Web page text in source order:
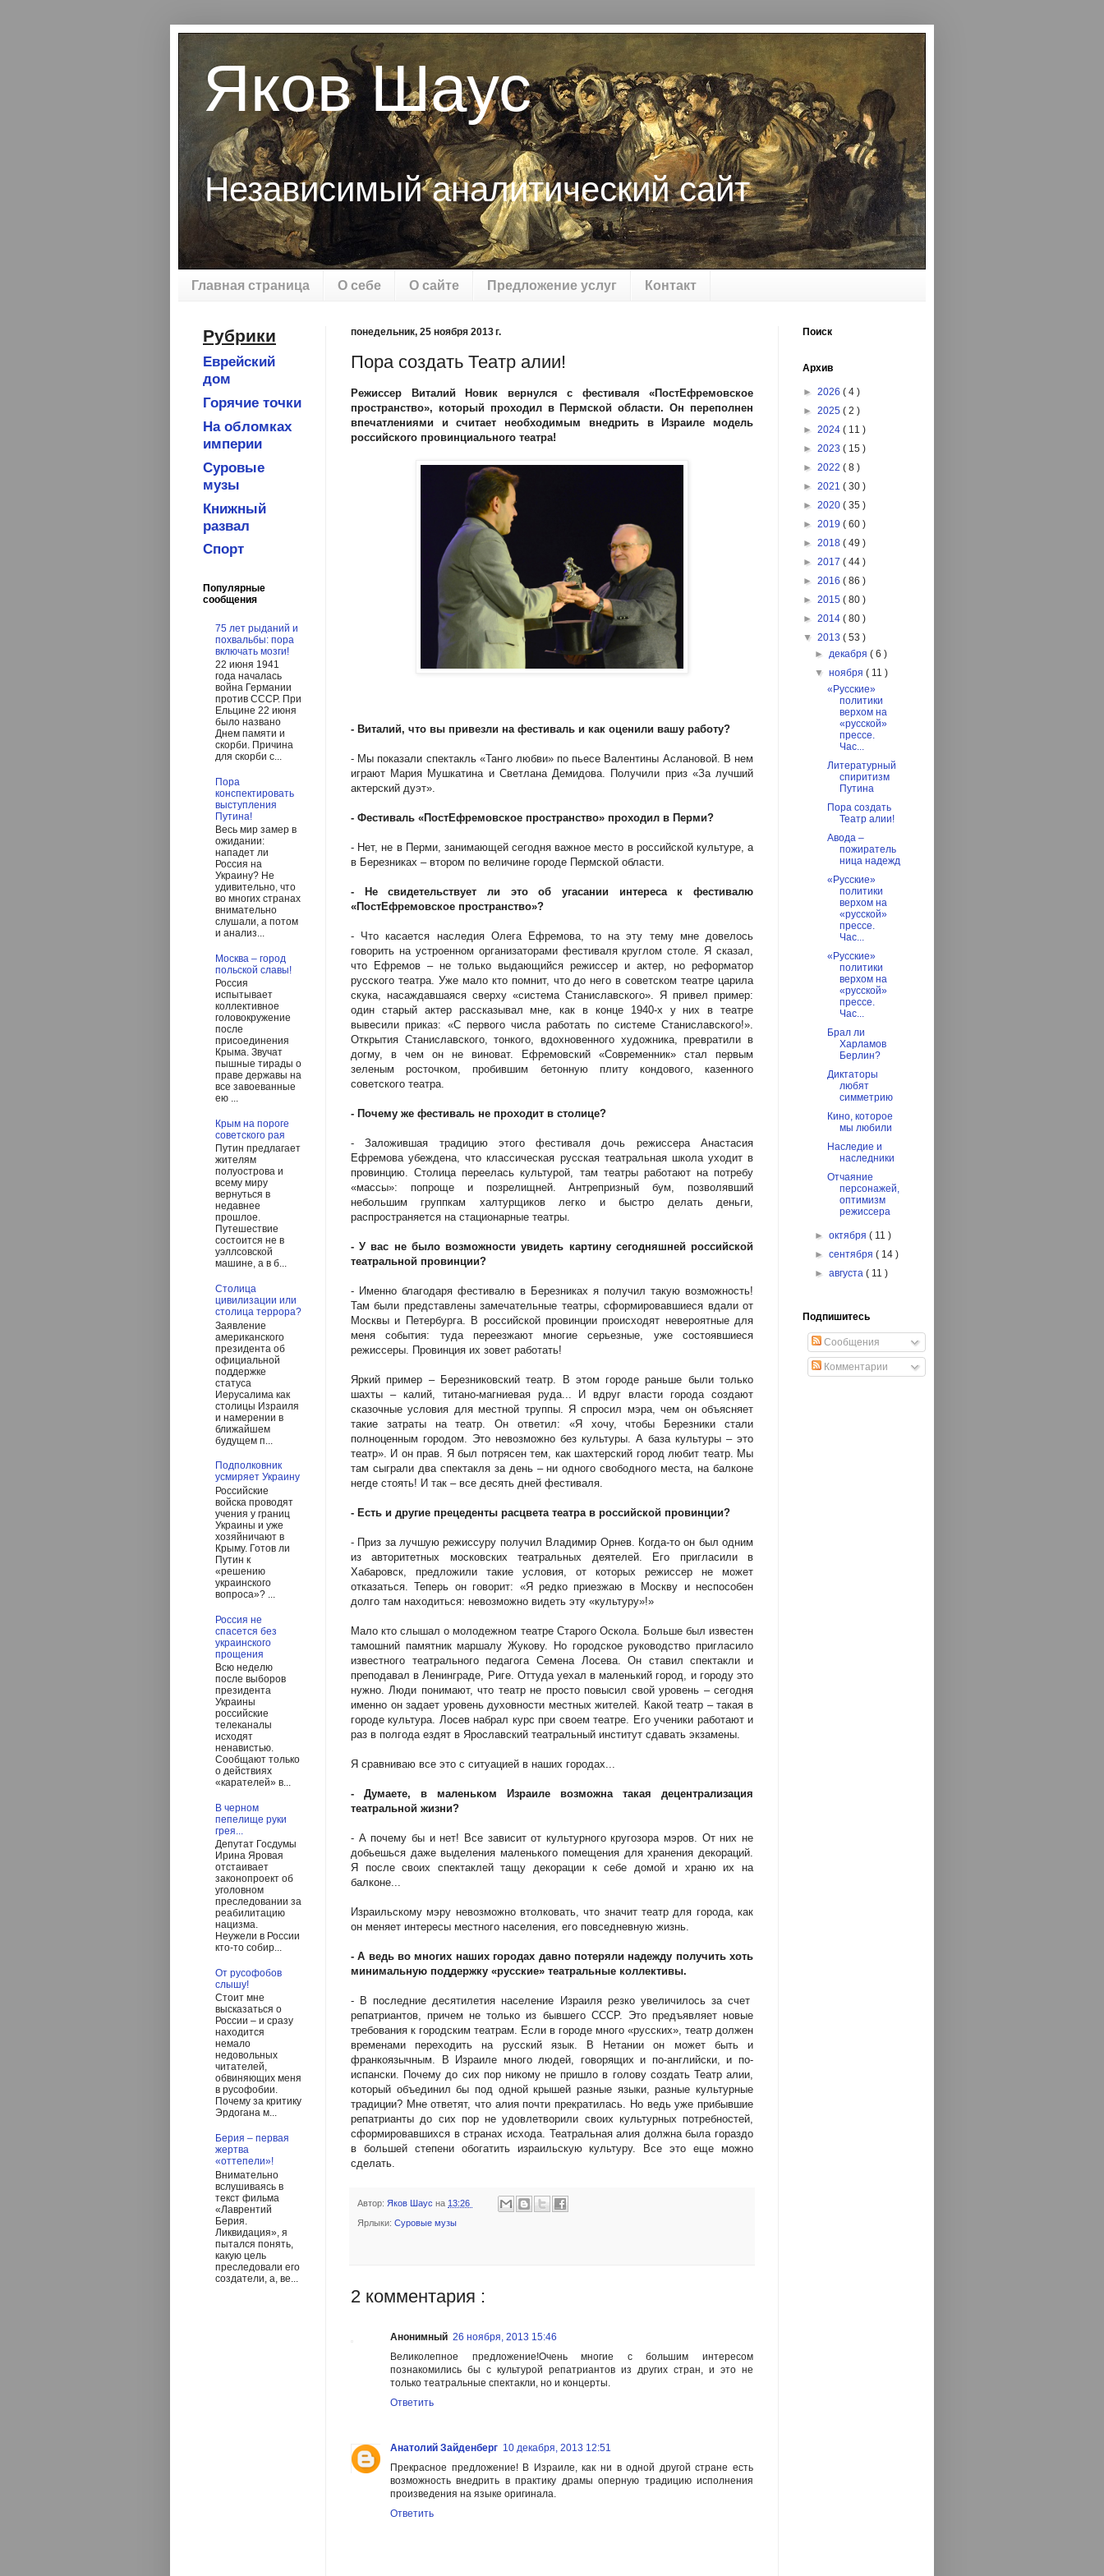
Яков Шаус
Независимый аналитический сайт
Главная страница О себе О сайте Предложение услуг Контакт
понедельник, 25 ноября 2013 г.
Пора создать Театр алии!
Режиссер Виталий Новик вернулся с фестиваля «ПостЕфремовское
пространство», который проходил в Пермской области. Он переполнен
впечатлениями и считает необходимым внедрить в Израиле модель
росcийского провинциального театра!
- Виталий, что вы привезли на фестиваль и как оценили вашу работу?
- Мы показали спектакль «Танго любви» по пьесе Валентины Аслановой. В нем
играют Мария Мушкатина и Светлана Демидова. Получили приз «За лучший
актерский дуэт».
- Фестиваль «ПостЕфремовское пространство» проходил в Перми?
- Нет, не в Перми, занимающей сегодня важное место в российской культуре, а
в Березниках – втором по величине городе Пермской области.
- Не свидетельствует ли это об угасании интереса к фестивалю
«ПостЕфремовское пространство»?
- Что касается наследия Олега Ефремова, то на эту тему мне довелось
говорить на устроенном организаторами фестиваля круглом столе. Я сказал,
что Ефремов – не только выдающийся режиссер и актер, но реформатор
русского театра. Уже мало кто помнит, что до него в советском театре царила
скука, насаждавшаяся сверху «система Станиславского». Я привел пример:
один старый актер рассказывал мне, как в конце 1940-х у них в театре
вывесили приказ: «С первого числа работать по системе Станиславского!».
Открытия Станиславского, тонкого, вдохновенного художника, превратили в
догму, в чем он не виноват. Ефремовский «Современник» стал первым
зеленым росточком, пробившим бетонную плиту кондового, казенного
советского театра.
- Почему же фестиваль не проходит в столице?
- Заложившая традицию этого фестиваля дочь режиссера Анастасия
Ефремова убеждена, что классическая русская театральная школа уходит в
провинцию. Столица переелась культурой, там театры работают на потребу
«массы»: попроще и позрелищней. Антрепризный бум, позволявший
небольшим группкам халтурщиков легко и быстро делать деньги,
распространяется на стационарные театры.
- У вас не было возможности увидеть картину сегодняшней российской
театральной провинции?
- Именно благодаря фестивалю в Березниках я получил такую возможность!
Там были представлены замечательные театры, сформировавшиеся вдали от
Москвы и Петербурга. В российской провинции происходят невероятные для
меня события: туда переезжают многие серьезные, уже состоявшиеся
режиссеры. Провинция их зовет работать!
Яркий пример – Березниковский театр. В этом городе раньше были только
шахты – калий, титано-магниевая руда... И вдруг власти города создают
сказочные условия для местной труппы. Я спросил мэра, чем он объясняет
такие затраты на театр. Он ответил: «Я хочу, чтобы Березники стали
полноценным городом. Это невозможно без культуры. А база культуры – это
театр». И он прав. Я был потрясен тем, как шахтерский город любит театр. Мы
там сыграли два спектакля за день – ни одного свободного места, на балконе
негде стоять! И так – все десять дней фестиваля.
- Есть и другие прецеденты расцвета театра в российской провинции?
- Приз за лучшую режиссуру получил Владимир Орнев. Когда-то он был одним
из авторитетных московских театральных деятелей. Его пригласили в
Хабаровск, предложили такие условия, от которых режиссер не может
отказаться. Теперь он говорит: «Я редко приезжаю в Москву и неспособен
долго там находиться: невозможно видеть эту «культуру»!»
Мало кто слышал о молодежном театре Старого Оскола. Больше был известен
тамошний памятник маршалу Жукову. Но городское руководство пригласило
известного театрального педагога Семена Лосева. Он ставил спектакли и
преподавал в Ленинграде, Риге. Оттуда уехал в маленький город, и городу это
нужно. Люди понимают, что театр не просто повысил свой уровень – сегодня
именно он задает уровень духовности местных жителей. Какой театр – такая в
городе культура. Лосев набрал курс при своем театре. Его ученики работают и
раз в полгода ездят в Ярославский театральный институт сдавать экзамены.
Я сравниваю все это с ситуацией в наших городах...
- Думаете, в маленьком Израиле возможна такая децентрализация
театральной жизни?
- А почему бы и нет! Все зависит от культурного кругозора мэров. От них не
добьешься даже выделения маленького помещения для хранения декораций.
Я после своих спектаклей тащу декорации к себе домой и храню их на
балконе...
Израильскому мэру невозможно втолковать, что значит театр для города, как
он меняет интересы местного населения, его повседневную жизнь.
- А ведь во многих наших городах давно потеряли надежду получить хоть
минимальную поддержку «русские» театральные коллективы.
- В последние десятилетия население Израиля резко увеличилось за счет
репатриантов, причем не только из бывшего СССР. Это предъявляет новые
требования к городским театрам. Если в городе много «русских», театр должен
временами переходить на русский язык. В Нетании он может быть и
франкоязычным. В Израиле много людей, говорящих и по-английски, и по-
испански. Почему до сих пор никому не пришло в голову создать Театр алии,
который объединил бы под одной крышей разные языки, разные культурные
традиции? Мне ответят, что алия почти прекратилась. Но ведь уже прибывшие
репатрианты до сих пор не удовлетворили своих культурных потребностей,
сформировавшихся в странах исхода. Театральная алия должна была гораздо
в большей степени обогатить израильскую культуру. Все это еще можно
сделать.
Автор: Яков Шаус на 13:26
Ярлыки: Суровые музы
2 комментария :
Анонимный 26 ноября, 2013 15:46
Великолепное предложение!Очень многие с большим интересом
познакомились бы с культурой репатриантов из других стран, и это не
только театральные спектакли, но и концерты.
Ответить
Анатолий Зайденберг 10 декабря, 2013 12:51
Прекрасное предложение! В Израиле, как ни в одной другой стране есть
возможность внедрить в практику драмы оперную традицию исполнения
произведения на языке оригинала.
Ответить
Рубрики
Еврейский
дом
Горячие точки
На обломках
империи
Суровые
музы
Книжный
развал
Спорт
Популярные
сообщения
75 лет рыданий и
похвальбы: пора
включать мозги!
22 июня 1941
года началась
война Германии
против СССР. При
Ельцине 22 июня
было названо
Днем памяти и
скорби. Причина
для скорби с...
Пора
конспектировать
выступления
Путина!
Весь мир замер в
ожидании:
нападет ли
Россия на
Украину? Не
удивительно, что
во многих странах
внимательно
слушали, а потом
и анализ...
Москва – город
польской славы!
Россия
испытывает
коллективное
головокружение
после
присоединения
Крыма. Звучат
пышные тирады о
праве державы на
все завоеванные
ею ...
Крым на пороге
советского рая
Путин предлагает
жителям
полуострова и
всему миру
вернуться в
недавнее
прошлое.
Путешествие
состоится не в
уэллсовской
машине, а в б...
Столица
цивилизации или
столица террора?
Заявление
американского
президента об
официальной
поддержке
статуса
Иерусалима как
столицы Израиля
и намерении в
ближайшем
будущем п...
Подполковник
усмиряет Украину
Российские
войска проводят
учения у границ
Украины и уже
хозяйничают в
Крыму. Готов ли
Путин к
«решению
украинского
вопроса»? ...
Россия не
спасется без
украинского
прощения
Всю неделю
после выборов
президента
Украины
российские
телеканалы
исходят
ненавистью.
Сообщают только
о действиях
«карателей» в...
В черном
пепелище руки
грея...
Депутат Госдумы
Ирина Яровая
отстаивает
законопроект об
уголовном
преследовании за
реабилитацию
нацизма.
Неужели в России
кто-то собир...
От русофобов
слышу!
Стоит мне
высказаться о
России – и сразу
находится
немало
недовольных
читателей,
обвиняющих меня
в русофобии.
Почему за критику
Эрдогана м...
Берия – первая
жертва
«оттепели»!
Внимательно
вслушиваясь в
текст фильма
«Лаврентий
Берия.
Ликвидация», я
пытался понять,
какую цель
преследовали его
создатели, а, ве...
Поиск
Архив
► 2026 ( 4 )
► 2025 ( 2 )
► 2024 ( 11 )
► 2023 ( 15 )
► 2022 ( 8 )
► 2021 ( 30 )
► 2020 ( 35 )
► 2019 ( 60 )
► 2018 ( 49 )
► 2017 ( 44 )
► 2016 ( 86 )
► 2015 ( 80 )
► 2014 ( 80 )
▼ 2013 ( 53 )
►декабря( 6 )
▼ноября( 11 )
«Русские»
политики
верхом на
«русской»
прессе.
Час...
Литературный
спиритизм
Путина
Пора создать
Театр алии!
Авода –
пожиратель
ница надежд
«Русские»
политики
верхом на
«русской»
прессе.
Час...
«Русские»
политики
верхом на
«русской»
прессе.
Час...
Брал ли
Харламов
Берлин?
Диктаторы
любят
симметрию
Кино, которое
мы любили
Наследие и
наследники
Отчаяние
персонажей,
оптимизм
режиссера
►октября( 11 )
►сентября( 14 )
►августа( 11 )
Подпишитесь
Сообщения
Комментарии